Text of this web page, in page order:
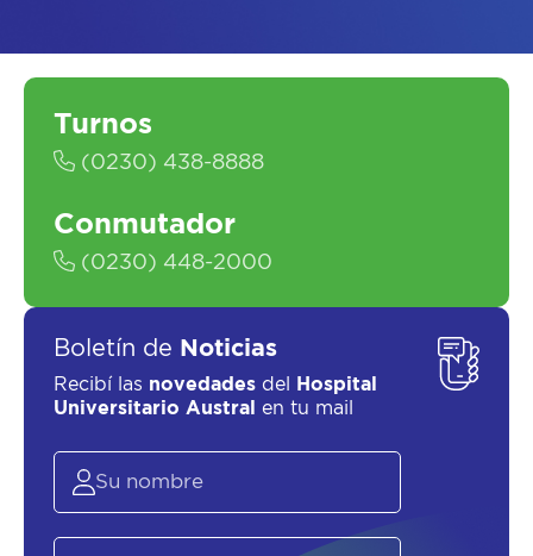
SOLICITAR UN ASESOR
Turnos
(0230) 438-8888
Conmutador
(0230) 448-2000
Boletín de Noticias
Recibí las novedades del
Hospital
Universitario Austral
en tu mail